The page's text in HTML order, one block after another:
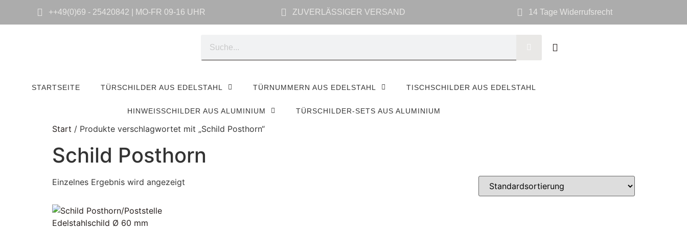
++49(0)69 - 25420842 | MO-FR 09-16 UHR ZUVERLÄSSIGER VERSAND 14 Tage Widerrufsrecht
STARTSEITE TÜRSCHILDER AUS EDELSTAHL TÜRNUMMERN AUS EDELSTAHL TISCHSCHILDER AUS EDELSTAHL
HINWEISSCHILDER AUS ALUMINIUM TÜRSCHILDER-SETS AUS ALUMINIUM
Start / Produkte verschlagwortet mit „Schild Posthorn“
Schild Posthorn
Einzelnes Ergebnis wird angezeigt